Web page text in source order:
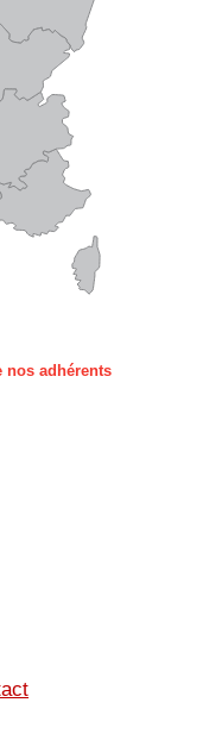
nos adhérents